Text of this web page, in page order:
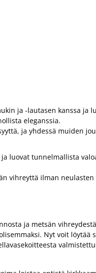
ja -lautasen kanssa
eleganssia.
ja yhdessä muiden
luovat tunnelmallista
vihreyttä ilman
ja metsän
Nyt voit